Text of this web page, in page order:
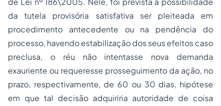
da tutela provisória satisfativa ser pleiteada em
procedimento antecedente ou na pendência do
processo, havendo estabilização dos seus efeitos caso
preclusa, o réu não intentasse nova demanda
exauriente ou requeresse prosseguimento da ação, no
prazo, respectivamente, de 60 ou 30 dias, hipótese
em que tal decisão adquiriria autoridade de coisa